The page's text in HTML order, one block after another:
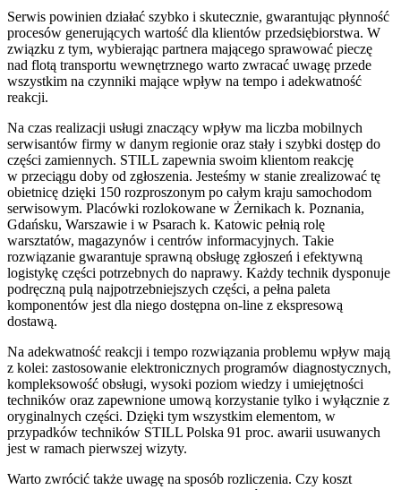
Serwis powinien działać szybko i skutecznie, gwarantując płynność
procesów generujących wartość dla klientów przedsiębiorstwa. W
związku z tym, wybierając partnera mającego sprawować pieczę
nad flotą transportu wewnętrznego warto zwracać uwagę przede
wszystkim na czynniki mające wpływ na tempo i adekwatność
reakcji.
Na czas realizacji usługi znaczący wpływ ma liczba mobilnych
serwisantów firmy w danym regionie oraz stały i szybki dostęp do
części zamiennych. STILL zapewnia swoim klientom reakcję
w przeciągu doby od zgłoszenia. Jesteśmy w stanie zrealizować tę
obietnicę dzięki 150 rozproszonym po całym kraju samochodom
serwisowym. Placówki rozlokowane w Żernikach k. Poznania,
Gdańsku, Warszawie i w Psarach k. Katowic pełnią rolę
warsztatów, magazynów i centrów informacyjnych. Takie
rozwiązanie gwarantuje sprawną obsługę zgłoszeń i efektywną
logistykę części potrzebnych do naprawy. Każdy technik dysponuje
podręczną pulą najpotrzebniejszych części, a pełna paleta
komponentów jest dla niego dostępna on-line z ekspresową
dostawą.
Na adekwatność reakcji i tempo rozwiązania problemu wpływ mają
z kolei: zastosowanie elektronicznych programów diagnostycznych,
kompleksowość obsługi, wysoki poziom wiedzy i umiejętności
techników oraz zapewnione umową korzystanie tylko i wyłącznie z
oryginalnych części. Dzięki tym wszystkim elementom, w
przypadków techników STILL Polska 91 proc. awarii usuwanych
jest w ramach pierwszej wizyty.
Warto zwrócić także uwagę na sposób rozliczenia. Czy koszt